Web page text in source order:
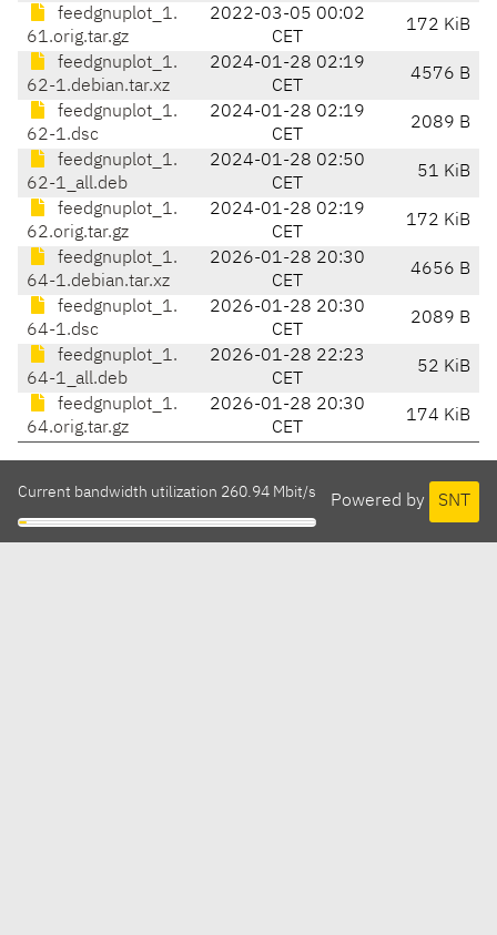
feedgnuplot_1.
61.orig.tar.gz
2022-03-05 00:02
CET
172 KiB
feedgnuplot_1.
62-1.debian.tar.xz
2024-01-28 02:19
CET
4576 B
feedgnuplot_1.
62-1.dsc
2024-01-28 02:19
CET
2089 B
feedgnuplot_1.
62-1_all.deb
2024-01-28 02:50
CET
51 KiB
feedgnuplot_1.
62.orig.tar.gz
2024-01-28 02:19
CET
172 KiB
feedgnuplot_1.
64-1.debian.tar.xz
2026-01-28 20:30
CET
4656 B
feedgnuplot_1.
64-1.dsc
2026-01-28 20:30
CET
2089 B
feedgnuplot_1.
64-1_all.deb
2026-01-28 22:23
CET
52 KiB
feedgnuplot_1.
64.orig.tar.gz
2026-01-28 20:30
CET
174 KiB
Powered by SNT
Current bandwidth utilization 260.94 Mbit/s